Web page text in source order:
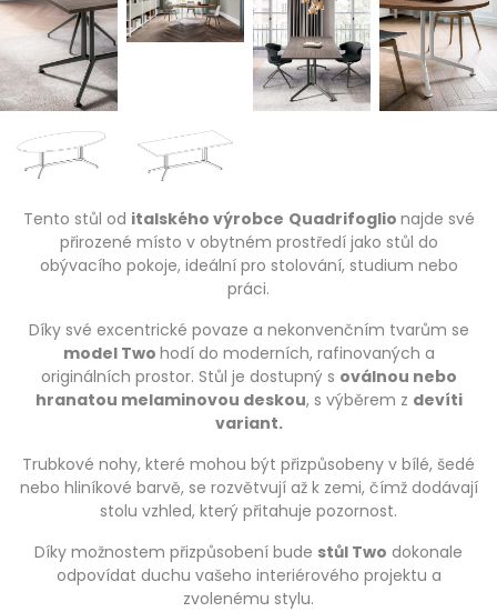
Tento stůl od italského výrobce Quadrifoglio najde své
přirozené místo v obytném prostředí jako stůl do
obývacího pokoje, ideální pro stolování, studium nebo
práci.
Díky své excentrické povaze a nekonvenčním tvarům se
model Two hodí do moderních, rafinovaných a
originálních prostor. Stůl je dostupný s oválnou nebo
hranatou melaminovou deskou, s výběrem z devíti
variant.
Trubkové nohy, které mohou být přizpůsobeny v bílé, šedé
nebo hliníkové barvě, se rozvětvují až k zemi, čímž dodávají
stolu vzhled, který přitahuje pozornost.
Díky možnostem přizpůsobení bude stůl Two dokonale
odpovídat duchu vašeho interiérového projektu a
zvolenému stylu.